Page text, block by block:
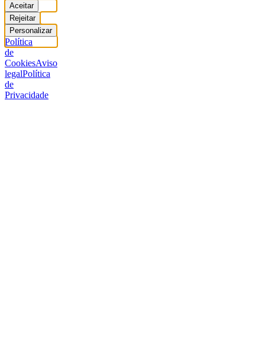
Aceitar
Rejeitar
Personalizar
Política
de
CookiesAviso
legalPolítica
de
Privacidade